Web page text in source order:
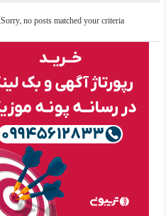
Sorry, no posts matched your criteria.